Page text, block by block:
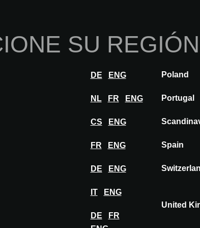
SU REGIÓN
DE ENG
NL FR ENG
CS ENG
FR ENG
DE ENG
IT ENG
DE
FR
Poland
Portugal
Spain
United
Inspiración Visitar
PROJECT WALL por world-
world-architects.com